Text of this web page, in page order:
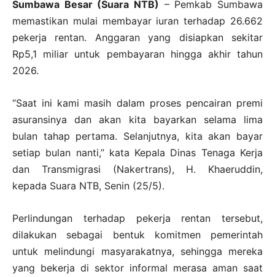
Sumbawa Besar (Suara NTB) – Pemkab Sumbawa
memastikan mulai membayar iuran terhadap 26.662
pekerja rentan. Anggaran yang disiapkan sekitar
Rp5,1 miliar untuk pembayaran hingga akhir tahun
2026.
“Saat ini kami masih dalam proses pencairan premi
asuransinya dan akan kita bayarkan selama lima
bulan tahap pertama. Selanjutnya, kita akan bayar
setiap bulan nanti,” kata Kepala Dinas Tenaga Kerja
dan Transmigrasi (Nakertrans), H. Khaeruddin,
kepada Suara NTB, Senin (25/5).
Perlindungan terhadap pekerja rentan tersebut,
dilakukan sebagai bentuk komitmen pemerintah
untuk melindungi masyarakatnya, sehingga mereka
yang bekerja di sektor informal merasa aman saat